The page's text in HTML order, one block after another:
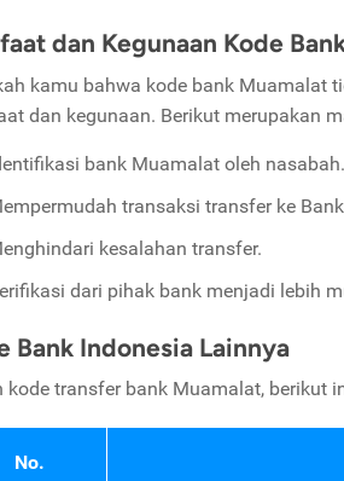
dan Kegunaan Kode
kamu bahwa kode bank Muamalat
dan kegunaan. Berikut merupakan
bank Muamalat oleh nasabah.
transaksi transfer ke
kesalahan transfer.
dari pihak bank menjadi lebih
Bank Indonesia Lainnya
kode transfer bank Muamalat, berikut
No.